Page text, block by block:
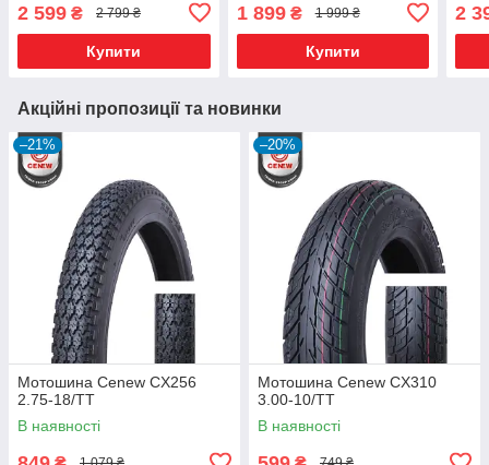
2 599 ₴ 2 799 ₴
Купити
1 899₴ 1 999 ₴
Купити
2
Акційні пропозиції та новинки
–21%
Мотошина Cenew CX256
2.75-18/TT
В наявності
–20%
Мотошина Cenew CX310
3.00-10/TT
В наявності